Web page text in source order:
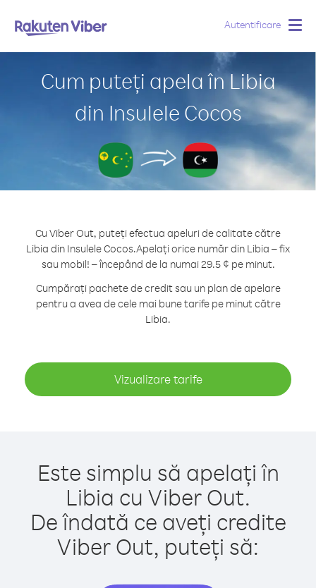
Autentificare
Cum puteți apela în Libia
din Insulele Cocos
Cu Viber Out, puteți efectua apeluri de calitate către
Libia din Insulele Cocos.Apelați orice număr din Libia – fix
sau mobil! – începând de la numai 29.5 ¢ pe minut.
Cumpărați pachete de credit sau un plan de apelare
pentru a avea de cele mai bune tarife pe minut către
Libia.
Vizualizare tarife
Este simplu să apelați în
Libia cu Viber Out.
De îndată ce aveți credite
Viber Out, puteți să: